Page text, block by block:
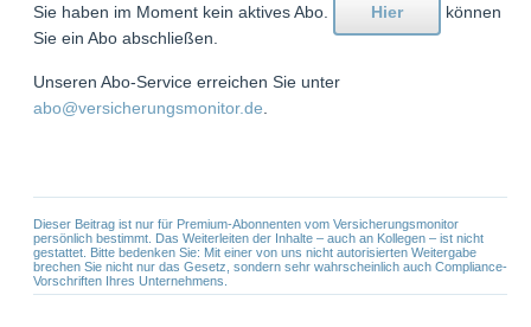
Sie haben im Moment kein aktives Abo.
Hier
können
Sie ein Abo abschließen.
Unseren Abo-Service erreichen Sie unter
abo@versicherungsmonitor.de
Dieser Beitrag ist nur für Premium-Abonnenten vom Versicherungsmonitor
persönlich bestimmt. Das Weiterleiten der Inhalte – auch an Kollegen – ist nicht
gestattet. Bitte bedenken Sie: Mit einer von uns nicht autorisierten Weitergabe
brechen Sie nicht nur das Gesetz, sondern sehr wahrscheinlich auch Compliance-
Vorschriften Ihres Unternehmens.